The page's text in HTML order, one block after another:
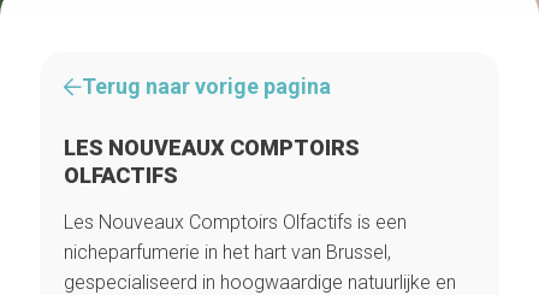
Terug naar vorige pagina
LES NOUVEAUX COMPTOIRS
OLFACTIFS
Les Nouveaux Comptoirs Olfactifs is een
nicheparfumerie in het hart van Brussel,
gespecialiseerd in hoogwaardige natuurlijke en